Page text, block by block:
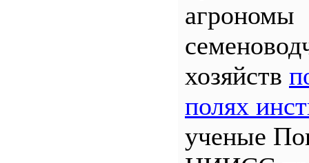
агрономы
хозяйств
полях
ученые